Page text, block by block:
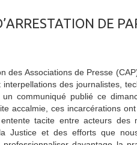
DE
des Associations de Presse
interpellations des journalistes,
un communiqué publié ce
accalmie, ces incarcérations
entente tacite entre acteurs des
Justice et des efforts que